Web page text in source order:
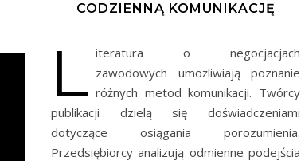
CODZIENNĄ KOMUNIKACJĘ
L iteratura o negocjacjach
zawodowych umożliwiają poznanie
różnych metod komunikacji. Twórcy
publikacji dzielą się doświadczeniami
dotyczące osiągania porozumienia.
Przedsiębiorcy analizują odmienne podejścia